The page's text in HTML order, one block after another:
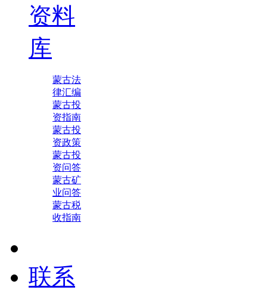
资料
库
蒙古法
律汇编
蒙古投
资指南
蒙古投
资政策
蒙古投
资问答
蒙古矿
业问答
蒙古税
收指南
联系